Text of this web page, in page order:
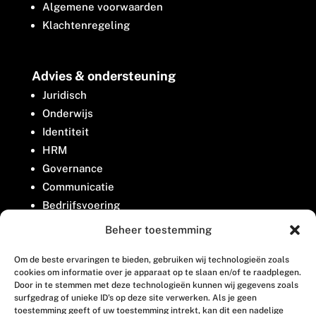
Beheer toestemming
Om de beste ervaringen te bieden, gebruiken wij technologieën zoals
cookies om informatie over je apparaat op te slaan en/of te raadplegen.
Door in te stemmen met deze technologieën kunnen wij gegevens zoals
surfgedrag of unieke ID's op deze site verwerken. Als je geen
toestemming geeft of uw toestemming intrekt, kan dit een nadelige
Algemene voorwaarden
Klachtenregeling
Advies & ondersteuning
Juridisch
Onderwijs
Identiteit
HRM
Governance
Communicatie
Bedrijfsvoering
Belangenbehartiging
Contact
Houttuinlaan 8